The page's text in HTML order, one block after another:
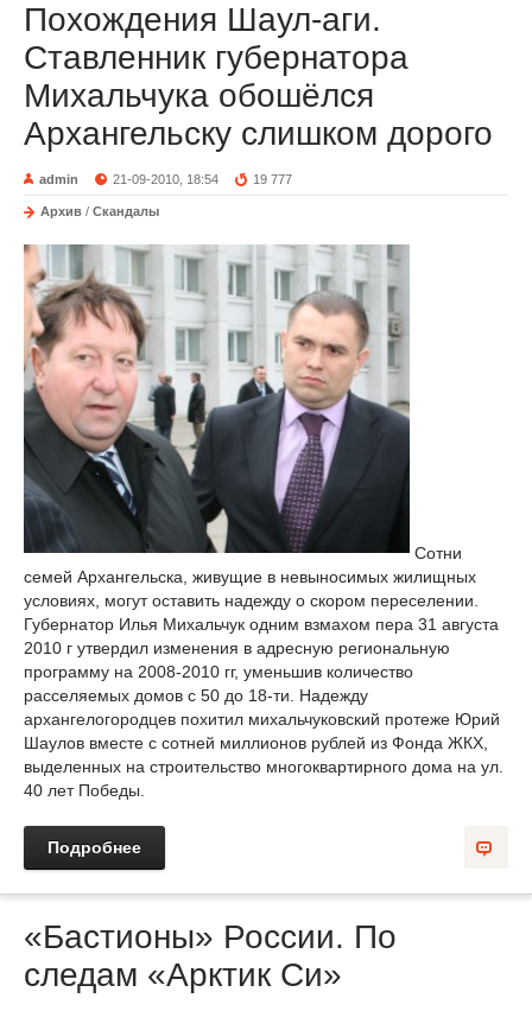
Похождения Шаул-аги.
Ставленник губернатора
Михальчука обошёлся
Архангельску слишком дорого
admin 21-09-2010, 18:54 19 777
Архив / Скандалы
Сотни
семей Архангельска, живущие в невыносимых жилищных
условиях, могут оставить надежду о скором переселении.
Губернатор Илья Михальчук одним взмахом пера 31 августа
2010 г утвердил изменения в адресную региональную
программу на 2008-2010 гг, уменьшив количество
расселяемых домов с 50 до 18-ти. Надежду
архангелогородцев похитил михальчуковский протеже Юрий
Шаулов вместе с сотней миллионов рублей из Фонда ЖКХ,
выделенных на строительство многоквартирного дома на ул.
40 лет Победы.
Подробнее
«Бастионы» России. По
следам «Арктик Си»